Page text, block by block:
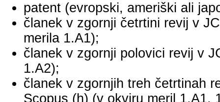
patent (evropski, ameriški ali
članek v zgornji četrtini revij v
merila 1.A1);
članek v zgornji polovici revij v
1.A2);
članek v zgornjih treh četrtinah
Scopus (h) (v okviru meril 1.A1,